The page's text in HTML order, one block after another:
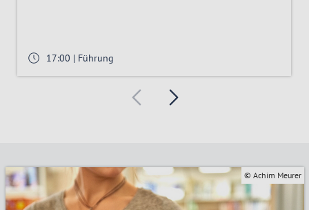
17:00 | Führung
© Achim Meurer